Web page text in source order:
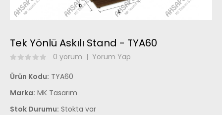
Tek Yönlü Askılı Stand - TYA60
0 yorum | Yorum Yap
Ürün Kodu: TYA60
Marka: MK Tasarım
Stok Durumu: Stokta var